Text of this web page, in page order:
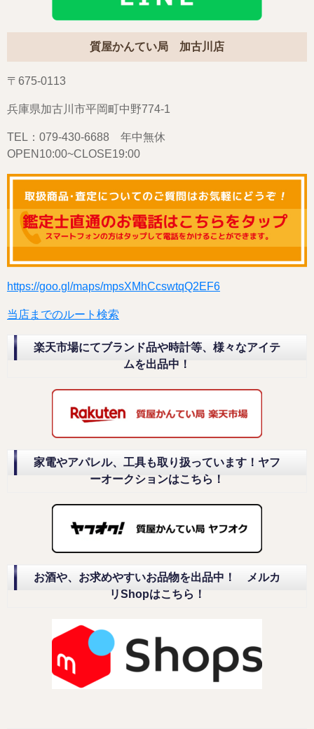
質屋かんてい局 加古川店
〒675-0113
兵庫県加古川市平岡町中野774-1
TEL：079-430-6688 年中無休
OPEN10:00~CLOSE19:00
https://goo.gl/maps/mpsXMhCcswtqQ2EF6
当店までのルート検索
楽天市場にてブランド品や時計等、様々なアイテ
ムを出品中！
家電やアパレル、工具も取り扱っています！ヤフ
ーオークションはこちら！
お酒や、お求めやすいお品物を出品中！ メルカ
リShopはこちら！